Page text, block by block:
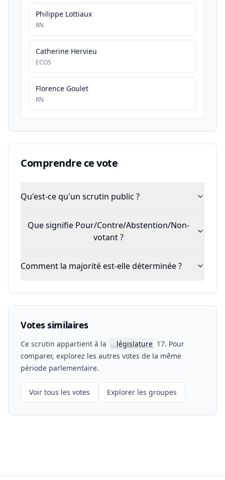
Philippe Lottiaux
RN
Catherine Hervieu
ECOS
Florence Goulet
RN
Comprendre ce vote
Qu'est-ce qu'un scrutin public ?
Que signifie Pour/Contre/Abstention/Non-
votant ?
Comment la majorité est-elle déterminée ?
Votes similaires
Ce scrutin appartient à la 📖législature 17. Pour
comparer, explorez les autres votes de la même
période parlementaire.
Voir tous les votes Explorer les groupes